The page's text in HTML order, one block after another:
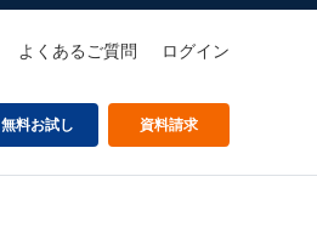
よくあるご質問 ログイン
無料お試し 資料請求